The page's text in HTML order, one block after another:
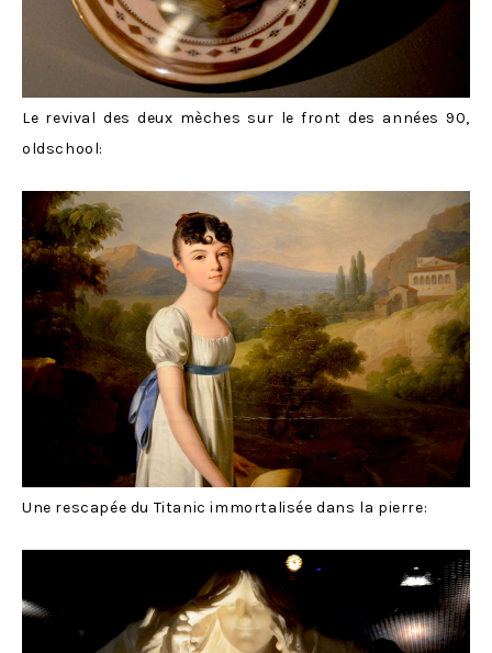
Le revival des deux mèches sur le front des années 90,
oldschool:
Une rescapée du Titanic immortalisée dans la pierre: